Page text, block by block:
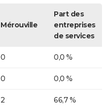
Mérouville
Part des
entreprises
de services
0 0,0 %
0 0,0 %
2 66,7 %